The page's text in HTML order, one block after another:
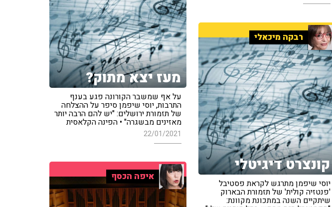
מעז יצא מתוק?
על אף שמשבר הקורונה פגע בענף
התרבות, יוסי שיפמן סיפר על ההצלחה
של תזמורת ירושלים: "יש להם הרבה יותר
מאזינים מבשגרה" • הפינה הקלאסית
22/01/2021
רבקה מיכאלי
קונצרט דיגיטלי
יוסי שיפמן מתרגש לקראת פסטיבל
'פנטזיה קולית' של תזמורת הבארוק
שיתקיים השנה במתכונת מקוונת:
איפה הכסף